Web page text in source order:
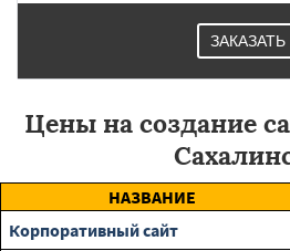
ЗАКАЗАТЬ
Цены на создание
НАЗВАНИЕ
Корпоративный сайт